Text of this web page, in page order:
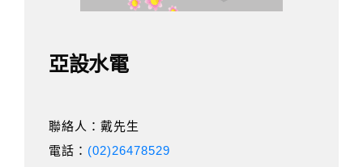
亞設水電
聯絡人：戴先生
電話： (02)26478529